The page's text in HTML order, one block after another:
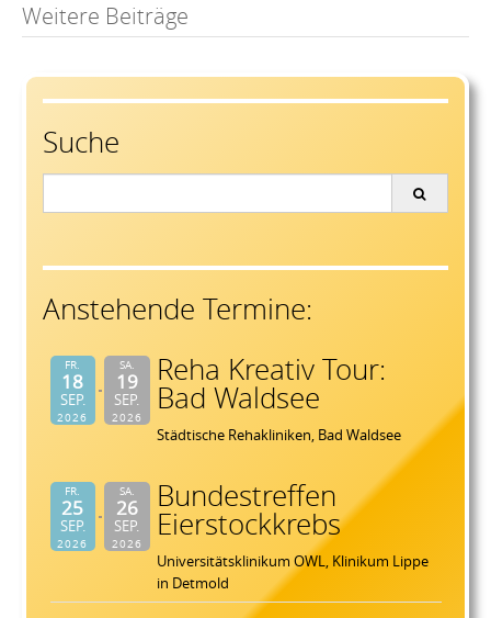
Post
navigation
Weitere Beiträge
Suche
Anstehende Termine:
FR.
18
SEP.
2026
SA.
19
SEP.
2026
Reha Kreativ Tour:
Bad Waldsee
Städtische Rehakliniken, Bad Waldsee
FR.
25
SEP.
2026
SA.
26
SEP.
2026
Bundestreffen
Eierstockkrebs
Universitätsklinikum OWL, Klinikum Lippe
in Detmold